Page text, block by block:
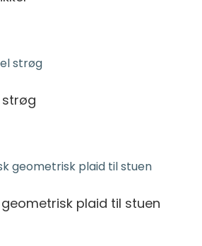
strøg
plaid til stuen